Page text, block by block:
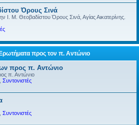
Όρους Σινά
Ι. Μ. Θεοβαδίστου Όρους Σινά, Αγίας Αικατερίνης.
προς τον π. Αντώνιο
προς π. Αντώνιο
π. Αντώνιο
Συντονιστές
Συντονιστές